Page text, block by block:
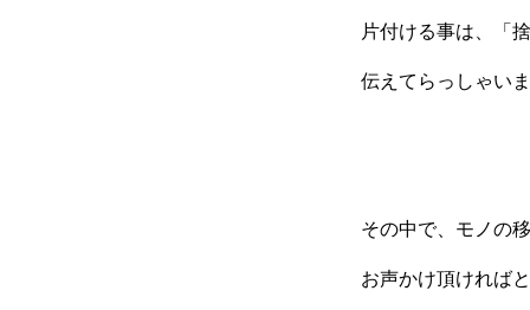
片付ける事は、「
伝えてらっしゃい
その中で、モノの
お声かけ頂ければ